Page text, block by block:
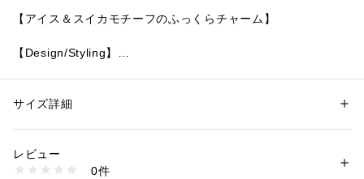
【アイス＆スイカモチーフのふっくらチャーム】
【Design/Styling】
ーフのブルーと、スイカモチーフのレッドをご用意しました。
グとのコーディネートもおすすめです。
性別：レディース
リー
生産国：中国
1620100022883
サイズ詳細
レビュー
0件